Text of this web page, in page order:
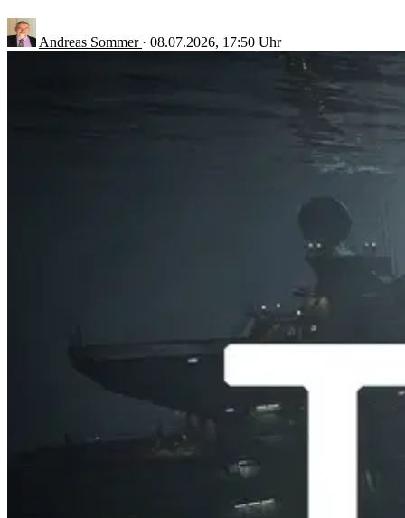
Andreas Sommer · 08.07.2026, 17:50 Uhr